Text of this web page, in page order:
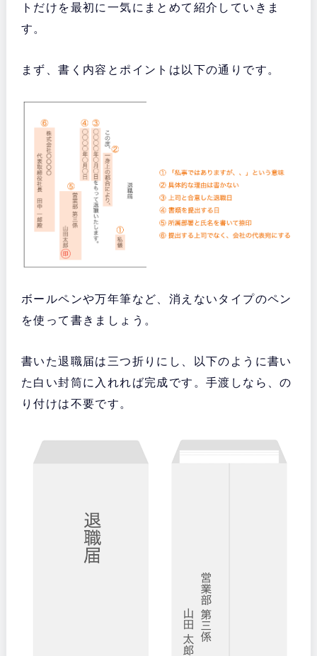
トだけを最初に一気にまとめて紹介していきま
す。
まず、書く内容とポイントは以下の通りです。
ボールペンや万年筆など、消えないタイプのペン
を使って書きましょう。
書いた退職届は三つ折りにし、以下のように書い
た白い封筒に入れれば完成です。手渡しなら、の
り付けは不要です。